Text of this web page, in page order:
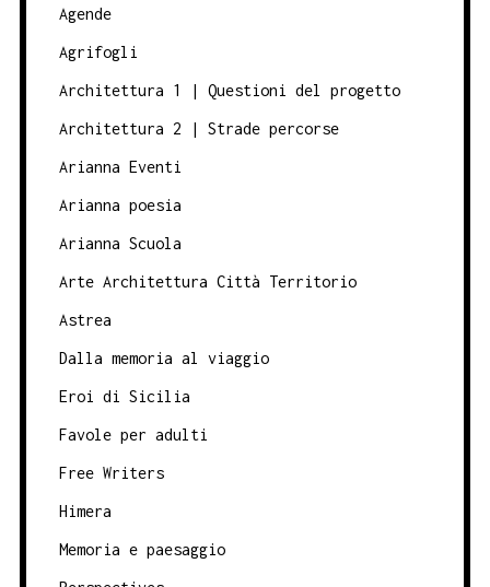
Agende
Agrifogli
Architettura 1 | Questioni del progetto
Architettura 2 | Strade percorse
Arianna Eventi
Arianna poesia
Arianna Scuola
Arte Architettura Città Territorio
Astrea
Dalla memoria al viaggio
Eroi di Sicilia
Favole per adulti
Free Writers
Himera
Memoria e paesaggio